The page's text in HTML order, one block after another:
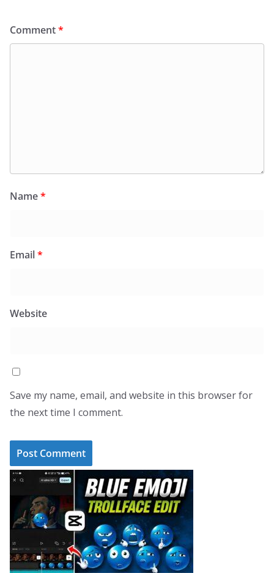
Comment*
Name*
Email*
Website
Save my name, email, and website in this browser for
the next time I comment.